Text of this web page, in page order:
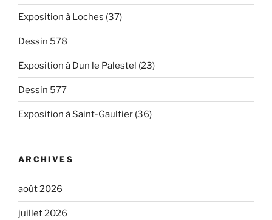
Exposition à Loches (37)
Dessin 578
Exposition à Dun le Palestel (23)
Dessin 577
Exposition à Saint-Gaultier (36)
ARCHIVES
août 2026
juillet 2026